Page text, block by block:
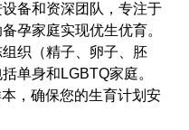
备和资深团队，专注于
孕家庭实现优生优育。
织（精子、卵子、胚
单身和LGBTQ家庭。
，确保您的生育计划安